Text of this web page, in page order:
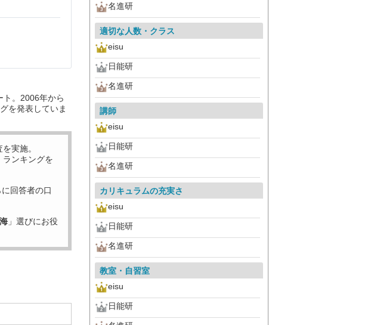
ト。2006年から
を発表していま
実施。
ランキングを
に回答者の口
」選びにお役
名進研
適切な人数・クラス
eisu
日能研
名進研
講師
eisu
日能研
名進研
カリキュラムの充実さ
eisu
日能研
名進研
教室・自習室
eisu
日能研